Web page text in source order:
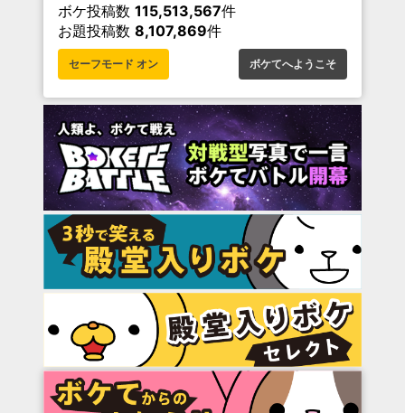
ボケ投稿数 115,513,567件
お題投稿数 8,107,869件
セーフモード オン ボケてへようこそ